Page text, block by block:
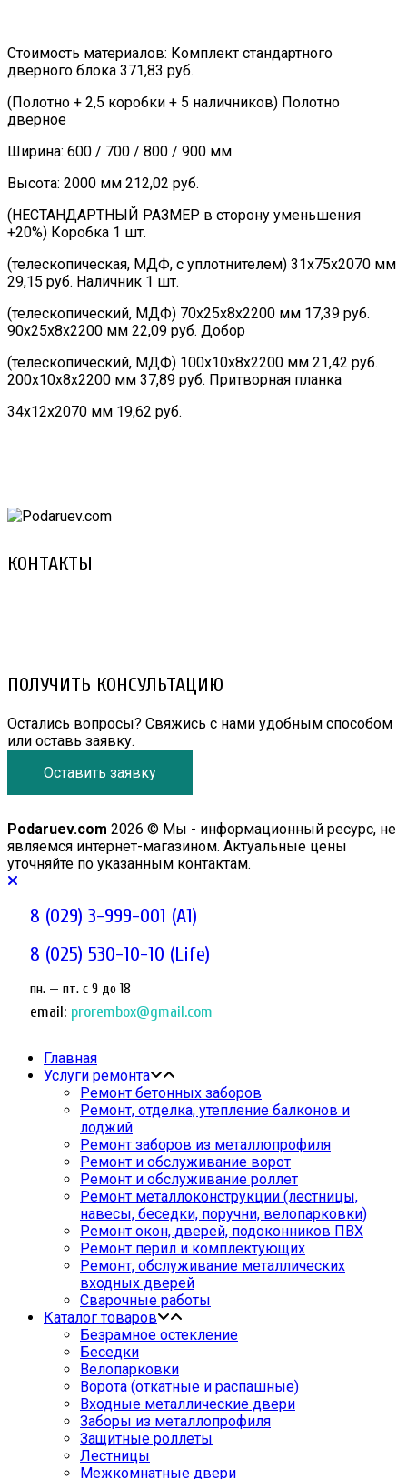
Стоимость материалов: Комплект стандартного
дверного блока 371,83 руб.
(Полотно + 2,5 коробки + 5 наличников) Полотно
дверное
Ширина: 600 / 700 / 800 / 900 мм
Высота: 2000 мм 212,02 руб.
(НЕСТАНДАРТНЫЙ РАЗМЕР в сторону уменьшения
+20%) Коробка 1 шт.
(телескопическая, МДФ, с уплотнителем) 31х75х2070 мм
29,15 руб. Наличник 1 шт.
(телескопический, МДФ) 70х25х8х2200 мм 17,39 руб.
90х25х8х2200 мм 22,09 руб. Добор
(телескопический, МДФ) 100х10х8х2200 мм 21,42 руб.
200х10х8х2200 мм 37,89 руб. Притворная планка
34х12х2070 мм 19,62 руб.
КОНТАКТЫ
ПОЛУЧИТЬ КОНСУЛЬТАЦИЮ
Остались вопросы? Свяжись с нами удобным способом
или оставь заявку.
Оставить заявку
Podaruev.com 2026 © Мы - информационный ресурс, не
являемся интернет-магазином. Актуальные цены
уточняйте по указанным контактам.
8 (029) 3-999-001 (A1)
8 (025) 530-10-10 (Life)
пн. — пт. c 9 до 18
email: prorembox@gmail.com
Главная
Услуги ремонта
Ремонт бетонных заборов
Ремонт, отделка, утепление балконов и
лоджий
Ремонт заборов из металлопрофиля
Ремонт и обслуживание ворот
Ремонт и обслуживание роллет
Ремонт металлоконструкции (лестницы,
навесы, беседки, поручни, велопарковки)
Ремонт окон, дверей, подоконников ПВХ
Ремонт перил и комплектующих
Ремонт, обслуживание металлических
входных дверей
Сварочные работы
Каталог товаров
Безрамное остекление
Беседки
Велопарковки
Ворота (откатные и распашные)
Входные металлические двери
Заборы из металлопрофиля
Защитные роллеты
Лестницы
Межкомнатные двери